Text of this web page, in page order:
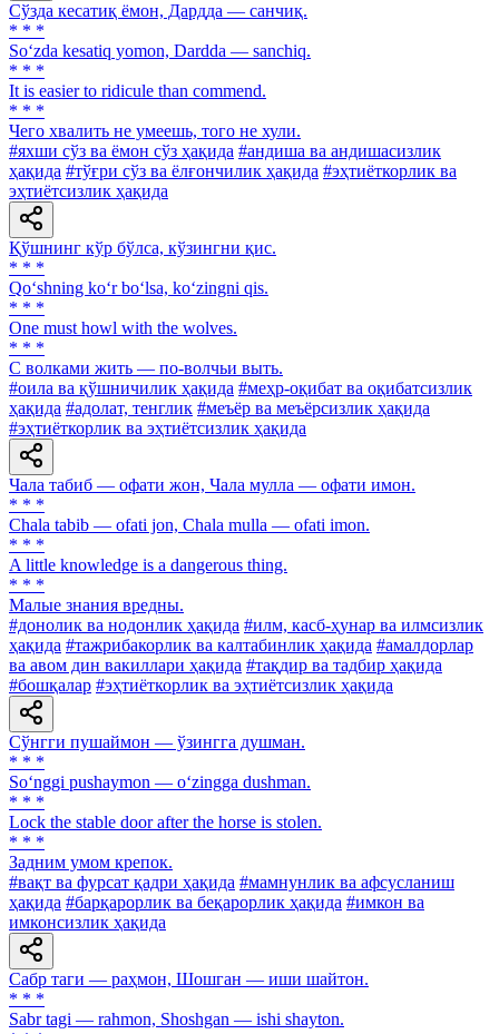
Сўзда кесатиқ ёмон, Дардда — санчиқ.
* * *
So‘zda kesatiq yomon, Dardda — sanchiq.
* * *
It is easier to ridicule than commend.
* * *
Чего хвалить не умеешь, того не хули.
#яхши сўз ва ёмон сўз ҳақида #андиша ва андишасизлик
ҳақида #тўғри сўз ва ёлғончилик ҳақида #эҳтиёткорлик ва
эҳтиётсизлик ҳақида
Қўшнинг кўр бўлса, кўзингни қис.
* * *
Qo‘shning ko‘r bo‘lsa, ko‘zingni qis.
* * *
One must howl with the wolves.
* * *
С волками жить — по-волчьи выть.
#оила ва қўшничилик ҳақида #меҳр-оқибат ва оқибатсизлик
ҳақида #адолат, тенглик #меъёр ва меъёрсизлик ҳақида
#эҳтиёткорлик ва эҳтиётсизлик ҳақида
Чала табиб — офати жон, Чала мулла — офати имон.
* * *
Chala tabib — ofati jon, Chala mulla — ofati imon.
* * *
A little knowledge is a dangerous thing.
* * *
Малые знания вредны.
#донолик ва нодонлик ҳақида #илм, касб-ҳунар ва илмсизлик
ҳақида #тажрибакорлик ва калтабинлик ҳақида #амалдорлар
ва авом дин вакиллари ҳақида #тақдир ва тадбир ҳақида
#бошқалар #эҳтиёткорлик ва эҳтиётсизлик ҳақида
Сўнгги пушаймон — ўзингга душман.
* * *
So‘nggi pushaymon — o‘zingga dushman.
* * *
Lock the stable door after the horse is stolen.
* * *
Задним умом крепок.
#вақт ва фурсат қадри ҳақида #мамнунлик ва афсусланиш
ҳақида #барқарорлик ва беқарорлик ҳақида #имкон ва
имконсизлик ҳақида
Сабр таги — раҳмон, Шошган — иши шайтон.
* * *
Sabr tagi — rahmon, Shoshgan — ishi shayton.